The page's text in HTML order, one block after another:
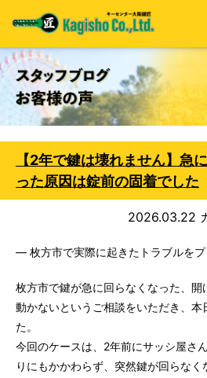
【2年で鍵は壊れません】急
った原因は錠前の固着でした
2026.03.22
― 枚方市で実際に起きたトラブルを
枚方市で鍵が急に回らなくなった、開
動かないというご相談をいただき、本
た。
今回のケースは、2年前にサッシ屋さ
りにもかかわらず、突然鍵が回らなく